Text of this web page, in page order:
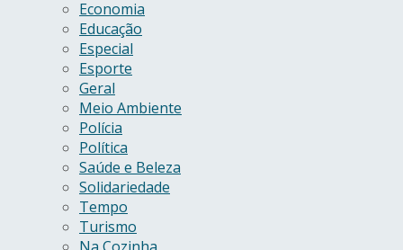
Economia
Educação
Especial
Esporte
Geral
Meio Ambiente
Polícia
Política
Saúde e Beleza
Solidariedade
Tempo
Turismo